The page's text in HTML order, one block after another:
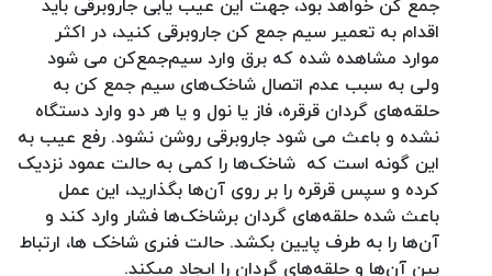
اقدام به تعمیر سیم جمع کن جاروبرقی کنید، در اکثر
موارد مشاهده شده که برق وارد سیم‌جمع‌کن می شود
ولی به سبب عدم اتصال شاخک‌های سیم جمع کن به
حلقه‌های گردان قرقره، فاز یا نول و یا هر دو وارد دستگاه
نشده و باعث می شود جاروبرقی روشن نشود. رفع عیب به
این گونه است که شاخک‌ها را کمی به حالت عمود نزدیک
کرده و سپس قرقره را بر روی آن‌ها بگذارید، این عمل
باعث شده حلقه‌های گردان برشاخک‌ها فشار وارد کند و
آن‌ها را به طرف پایین بکشد. حالت فنری شاخک ها، ارتباط
بین آن‌ها و حلقه‌های گردان را ایجاد میکند.